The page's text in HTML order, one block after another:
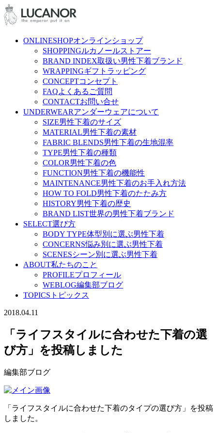
ONLINESHOPオンラインショップ
SHOPPINGルカノールストアー
BRAND INDEX取扱い男性下着ブランド
WRAPPINGギフトラッピング
CONCEPTコンセプト
FAQよくあるご質問
CONTACTお問い合せ
UNDERWEARアンダーウェアについて
SIZE男性下着のサイズ
MATERIAL男性下着の素材
FABRIC BLENDS男性下着の生地混率
TYPE男性下着の種類
COLOR男性下着の色
FUNCTION男性下着の機能性
MAINTENANCE男性下着のお手入れ方法
HOW TO FOLD男性下着のたたみ方
HISTORY男性下着の歴史
BRAND LIST世界の男性下着ブランド
SELECT選び方
BODY TYPE体型別に選ぶ男性下着
CONCERNS悩み別に選ぶ男性下着
SCENESシーン別に選ぶ男性下着
ABOUT私たちのこと
PROFILEプロフィール
WEBLOG編集部ブログ
TOPICS トピックス
2018.04.11
「ライフスタイルに合わせた下着の選
び方」を投稿しました
編集部ブログ
「ライフスタイルに合わせた下着のタイプの選び方」を投稿
しました。